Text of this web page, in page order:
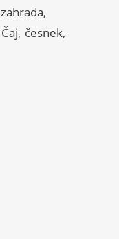
zahrada
Čaj česnek